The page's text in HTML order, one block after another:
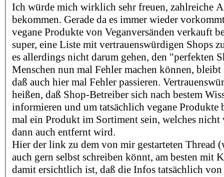
Ich würde mich wirklich sehr freuen, zahlreiche
bekommen. Gerade da es immer wieder
vegane Produkte von Veganversänden verkauft
super, eine Liste mit vertrauenswürdigen Shops
es allerdings nicht darum gehen, den "perfekten
Menschen nun mal Fehler machen können, bleibt
daß auch hier mal Fehler passieren.
heißen, daß Shop-Betreiber sich nach bestem
informieren und um tatsächlich vegane Produkte
mal ein Produkt im Sortiment sein, welches nicht
dann auch entfernt wird.
Hier der link zu dem von mir gestarteten Thread
auch gern selbst schreiben könnt, am besten mit
damit ersichtlich ist, daß die Infos tatsächlich von